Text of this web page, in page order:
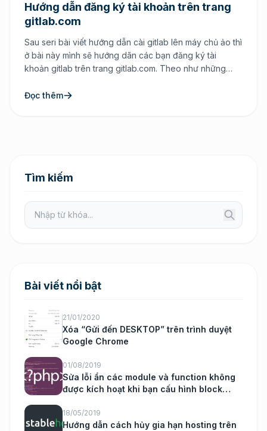
Hướng dẫn đăng ký tài khoản trên trang
gitlab.com
Sau seri bài viết hướng dẫn cài gitlab lên máy chủ ảo thì
ở bài này mình sẽ hướng dãn các bạn đăng ký tài
khoản gitlab trên trang gitlab.com. Theo như những
nhiều bạn không biết cách xài gitlab ra sao vì […]
Đọc thêm
Tìm kiếm
Bài viết nổi bật
21/01/2020
Xóa “Gửi đến DESKTOP” trên trình duyệt
Google Chrome
01/08/2019
Sửa lỗi ẩn các module và function không
được kích hoạt khi bạn cấu hình block
18/05/2019
Hướng dẫn cách hủy gia hạn hosting trên